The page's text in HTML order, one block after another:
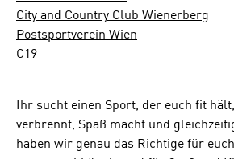
City and Country Club Wienerberg
Postsportverein Wien
C19
Ihr sucht einen Sport, der euch fit
verbrennt, Spaß macht und
haben wir genau das Richtige für